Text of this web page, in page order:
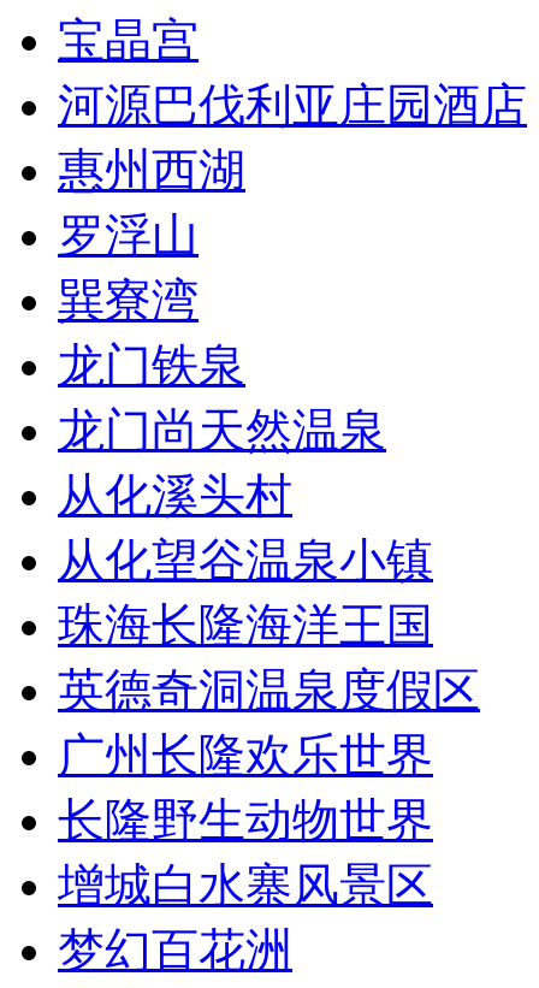
宝晶宫
河源巴伐利亚庄园酒店
惠州西湖
罗浮山
巽寮湾
龙门铁泉
龙门尚天然温泉
从化溪头村
从化望谷温泉小镇
珠海长隆海洋王国
英德奇洞温泉度假区
广州长隆欢乐世界
长隆野生动物世界
增城白水寨风景区
梦幻百花洲